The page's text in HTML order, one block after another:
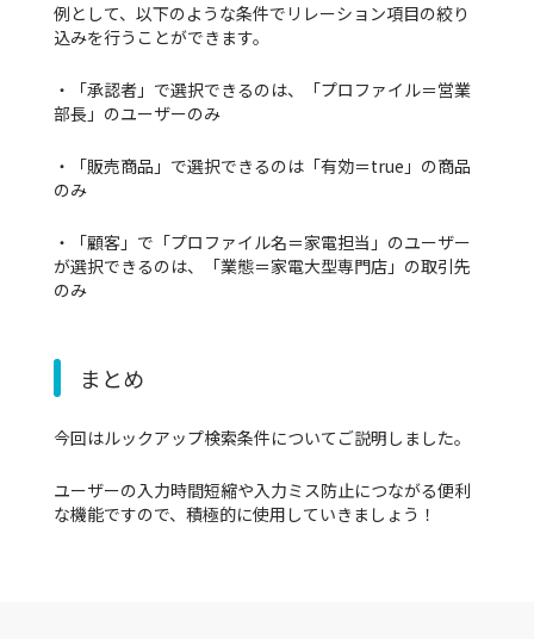
例として、以下のような条件でリレーション項目の絞り
込みを行うことができます。
・「承認者」で選択できるのは、「プロファイル＝営業
部長」のユーザーのみ
・「販売商品」で選択できるのは「有効＝true」の商品
のみ
・「顧客」で「プロファイル名＝家電担当」のユーザー
が選択できるのは、「業態＝家電大型専門店」の取引先
のみ
まとめ
今回はルックアップ検索条件についてご説明しました。
ユーザーの入力時間短縮や入力ミス防止につながる便利
な機能ですので、積極的に使用していきましょう！